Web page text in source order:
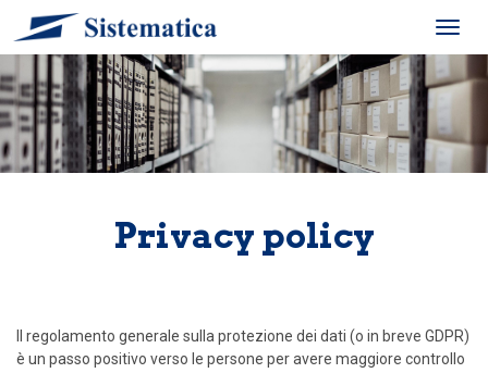
Privacy policy
Il regolamento generale sulla protezione dei dati (o in breve GDPR)
è un passo positivo verso le persone per avere maggiore controllo